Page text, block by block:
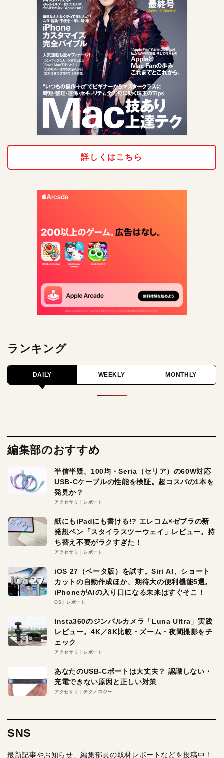
詳しくはこちら
ランキング
DAILY WEEKLY MONTHLY
編集部のおすすめ
半信半疑。100均・Seria（セリア）の60W対応
USB-Cケーブルの性能を検証。超コスパの1本を
発見か？
アクセサリ レポート
紙にもiPadにも書ける!? エレコム×ゼブラの新
発想ペン「スタイラスツーウェイ」レビュー。持
ち替え不要がラクすぎた！
アクセサリ レポート
iOS 27（ベータ版）を試す。Siri AI、ショート
カットの自動作成ほか、期待大の便利機能5選。
iPhoneがAIの入り口になる未来はすぐそこ！
OS レポート
Insta360のジンバルカメラ「Luna Ultra」実践
レビュー。4K／8K比較・ズーム・夜間撮影をチ
ェック
アクセサリ レポート
あなたのUSB-Cポートは大丈夫？ 認識しない・
充電できない原因と正しい対策
アクセサリ テクノロジー
SNS
最新記事やお知らせ、編集部員の取材レポートなどを投稿中！